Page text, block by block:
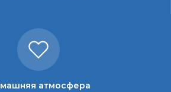
атмосфера